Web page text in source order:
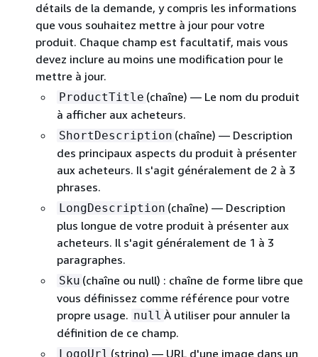
détails de la demande, y compris les informations
que vous souhaitez mettre à jour pour votre
produit. Chaque champ est facultatif, mais vous
devez inclure au moins une modification pour le
mettre à jour.
ProductTitle (chaîne) — Le nom du produit
à afficher aux acheteurs.
ShortDescription (chaîne) — Description
des principaux aspects du produit à présenter
aux acheteurs. Il s'agit généralement de 2 à 3
phrases.
LongDescription (chaîne) — Description
plus longue de votre produit à présenter aux
acheteurs. Il s'agit généralement de 1 à 3
paragraphes.
Sku (chaîne ou null) : chaîne de forme libre que
vous définissez comme référence pour votre
propre usage. null À utiliser pour annuler la
définition de ce champ.
LogoUrl (string) — URL d'une image dans un